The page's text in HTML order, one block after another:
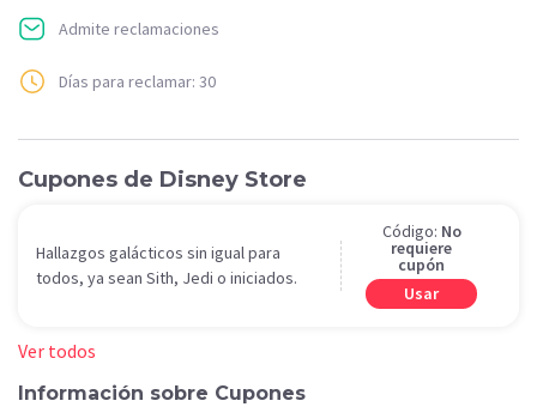
Admite reclamaciones
Días para reclamar: 30
Cupones de Disney Store
Hallazgos galácticos sin igual para
todos, ya sean Sith, Jedi o iniciados.
Código: No
requiere
cupón
Usar
Ver todos
Información sobre Cupones